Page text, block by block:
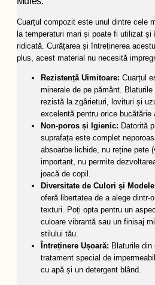
Cuarțul compozit este unul dintre cele
la temperaturi mari și poate fi utilizat
ridicată. Curățarea și întreținerea
plus, acest material nu necesită
Rezistență Uimitoare: Cuarțul
minerale de pe pământ.
rezistă la zgârieturi, lovituri și
excelentă pentru orice bucătărie
Non-poros și Igienic: Datorită
suprafața este complet
absoarbe lichide, nu reține pete
important, nu permite
joacă de copil.
Diversitate de Culori și
oferă libertatea de a alege dintr-
texturi. Poți opta pentru un
culoare vibrantă sau un finisaj
stilului tău.
Întreținere Ușoară: Blaturile
tratament special de
cu apă și un detergent blând.